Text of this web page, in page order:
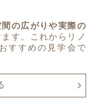
間の広がりや実際の
す。これからリノ
すすめの見学会で